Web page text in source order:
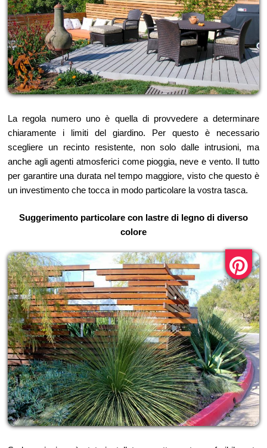
La regola numero uno è quella di provvedere a determinare
chiaramente i limiti del giardino. Per questo è necessario
scegliere un recinto resistente, non solo dalle intrusioni, ma
anche agli agenti atmosferici come pioggia, neve e vento. Il tutto
per garantire una durata nel tempo maggiore, visto che questo è
un investimento che tocca in modo particolare la vostra tasca.
Suggerimento particolare con lastre di legno di diverso
colore